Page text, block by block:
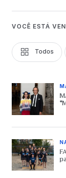
VOCÊ ESTÁ
Todos